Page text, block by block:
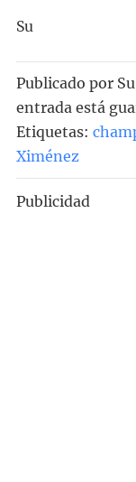
Su
Publicado por Su
entrada está
Etiquetas:
Ximénez
Publicidad